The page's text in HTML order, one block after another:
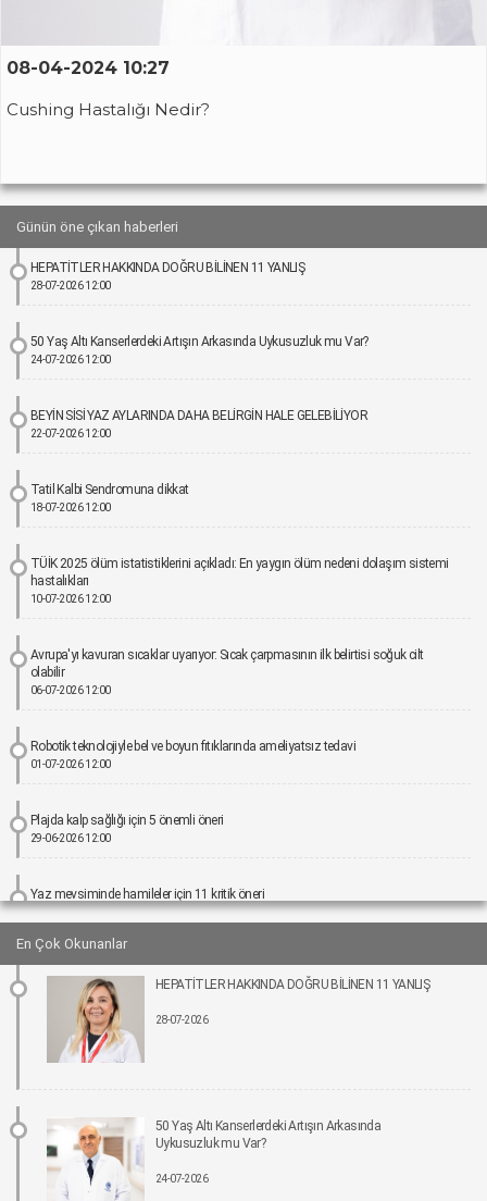
08-04-2024 10:27
Cushing Hastalığı Nedir?
Günün öne çıkan haberleri
HEPATİTLER HAKKINDA DOĞRU BİLİNEN 11 YANLIŞ
28-07-2026 12:00
50 Yaş Altı Kanserlerdeki Artışın Arkasında Uykusuzluk mu Var?
24-07-2026 12:00
BEYİN SİSİ YAZ AYLARINDA DAHA BELİRGİN HALE GELEBİLİYOR
22-07-2026 12:00
Tatil Kalbi Sendromuna dikkat
18-07-2026 12:00
TÜİK 2025 ölüm istatistiklerini açıkladı: En yaygın ölüm nedeni dolaşım sistemi
hastalıkları
10-07-2026 12:00
Avrupa'yı kavuran sıcaklar uyarıyor: Sıcak çarpmasının ilk belirtisi soğuk cilt
olabilir
06-07-2026 12:00
Robotik teknolojiyle bel ve boyun fıtıklarında ameliyatsız tedavi
01-07-2026 12:00
Plajda kalp sağlığı için 5 önemli öneri
29-06-2026 12:00
Yaz mevsiminde hamileler için 11 kritik öneri
25-06-2026 12:00
Kız çocuklarında idrar yolu enfeksiyonu riski 4 kata kadar artabiliyor
24-06-2026 12:00
Bel Ağrıları Basit Önlemlerle Kontrol Altına Alınabilir
17-06-2026 12:00
Tıpta Yeni Dönemin Adı: Eş Zamanlı Kombine Cerrahiler
16-06-2026 12:00
İmplant tedavisinde aynı gün yeni diş mümkün
En Çok Okunanlar
HEPATİTLER HAKKINDA DOĞRU BİLİNEN 11 YANLIŞ
28-07-2026
50 Yaş Altı Kanserlerdeki Artışın Arkasında
Uykusuzluk mu Var?
24-07-2026